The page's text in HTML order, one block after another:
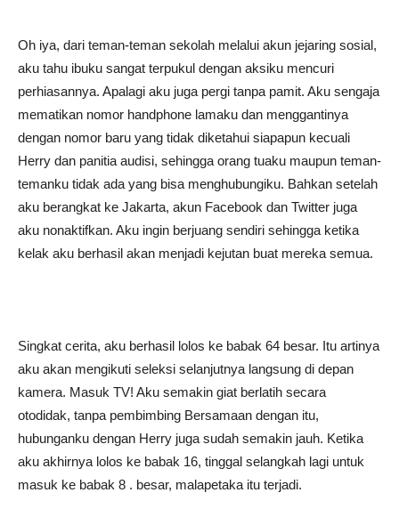
Oh iya, dari teman-teman sekolah melalui akun jejaring sosial,
aku tahu ibuku sangat terpukul dengan aksiku mencuri
perhiasannya. Apalagi aku juga pergi tanpa pamit. Aku sengaja
mematikan nomor handphone lamaku dan menggantinya
dengan nomor baru yang tidak diketahui siapapun kecuali
Herry dan panitia audisi, sehingga orang tuaku maupun teman-
temanku tidak ada yang bisa menghubungiku. Bahkan setelah
aku berangkat ke Jakarta, akun Facebook dan Twitter juga
aku nonaktifkan. Aku ingin berjuang sendiri sehingga ketika
kelak aku berhasil akan menjadi kejutan buat mereka semua.
Singkat cerita, aku berhasil lolos ke babak 64 besar. Itu artinya
aku akan mengikuti seleksi selanjutnya langsung di depan
kamera. Masuk TV! Aku semakin giat berlatih secara
otodidak, tanpa pembimbing Bersamaan dengan itu,
hubunganku dengan Herry juga sudah semakin jauh. Ketika
aku akhirnya lolos ke babak 16, tinggal selangkah lagi untuk
masuk ke babak 8 . besar, malapetaka itu terjadi.